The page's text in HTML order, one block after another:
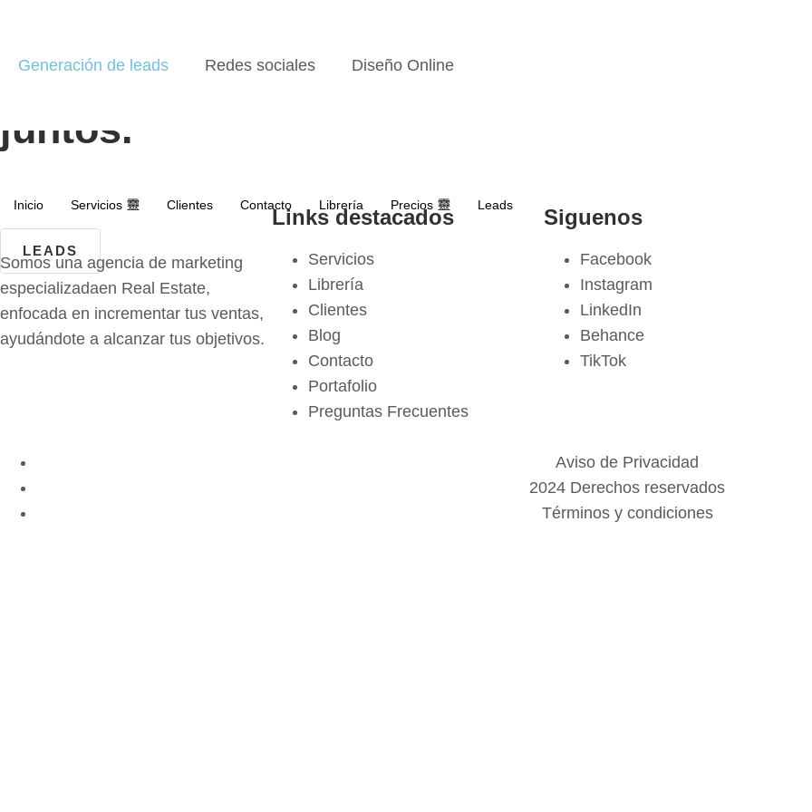
Construyendo
juntos.
Inicio Servicios Clientes Contacto Librería Precios Leads
LEADS
Generación de leads Redes sociales Diseño Online
Somos una agencia de marketing
especializadaen Real Estate,
enfocada en incrementar tus ventas,
ayudándote a alcanzar tus objetivos.
Links destacados
Servicios
Librería
Clientes
Blog
Contacto
Portafolio
Preguntas Frecuentes
Siguenos
Facebook
Instagram
LinkedIn
Behance
TikTok
Aviso de Privacidad
2024 Derechos reservados
Términos y condiciones